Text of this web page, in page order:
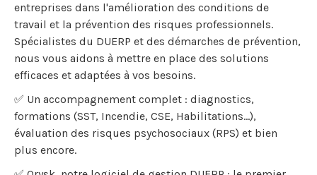
entreprises dans l'amélioration des conditions de
travail et la prévention des risques professionnels.
Spécialistes du DUERP et des démarches de prévention,
nous vous aidons à mettre en place des solutions
efficaces et adaptées à vos besoins.
✅ Un accompagnement complet : diagnostics,
formations (SST, Incendie, CSE, Habilitations…),
évaluation des risques psychosociaux (RPS) et bien
plus encore.